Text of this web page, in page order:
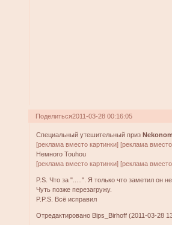
Поделиться2011-03-28 00:16:05
Специальный утешительный приз
[реклама вместо картинки] [реклама
Немного Touhou
[реклама вместо картинки] [реклама
P.S. Что за ".....". Я только что заметил он
Чуть позже перезагружу.
P.P.S. Всё исправил
Отредактировано Bips_Birhoff (2011-03-28